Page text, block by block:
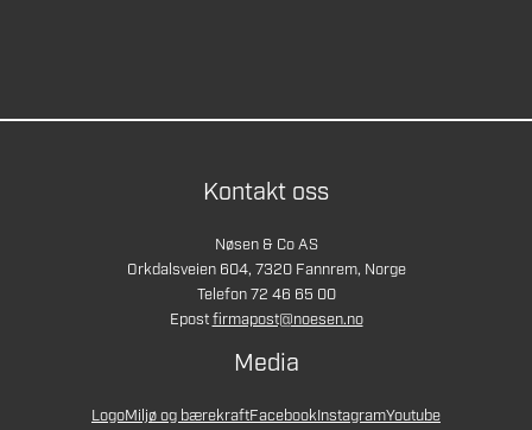
Kontakt oss
Nøsen & Co AS
Orkdalsveien 604, 7320 Fannrem, Norge
Telefon 72 46 65 00
Epostfirmapost@noesen.no
Media
LogoMiljø og bærekraftFacebookInstagramYoutube